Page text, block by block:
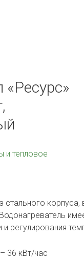
«Ресурс»
и тепловое
стального
регулирования
36 кВт/час